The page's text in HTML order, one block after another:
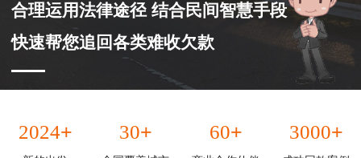
合理运用法律途径 结合民间智慧手段
快速帮您追回各类难收欠款
2024+ 30+ 60+ 3000+